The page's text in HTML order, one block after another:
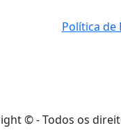
Política de
© - Todos os